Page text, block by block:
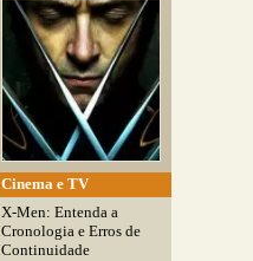
Cinema e TV
X-Men: Entenda a
Cronologia e Erros de
Continuidade